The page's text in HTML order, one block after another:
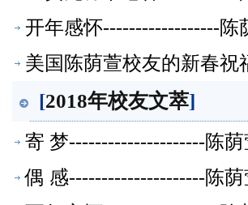
开年感怀------------------陈
美国陈荫萱校友的新春祝
[2018年校友文萃]
寄 梦---------------------陈
偶 感---------------------陈